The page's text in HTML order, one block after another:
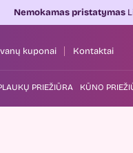
pristatymasLietuvoje
kuponai Kontaktai
PRIEŽIŪRA KŪNO